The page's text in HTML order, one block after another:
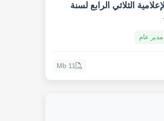
الثلاثي الرابع لسنة
عام
11 Mb